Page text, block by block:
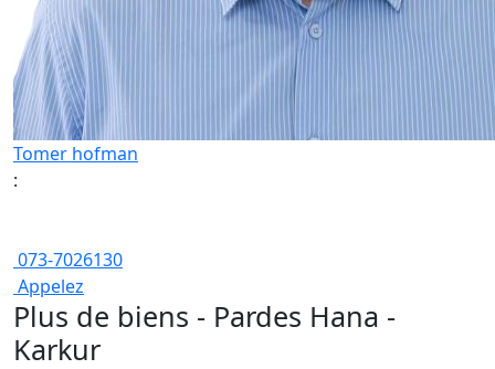
Tomer hofman
:
073-7026130
Appelez
Plus de biens - Pardes Hana -
Karkur